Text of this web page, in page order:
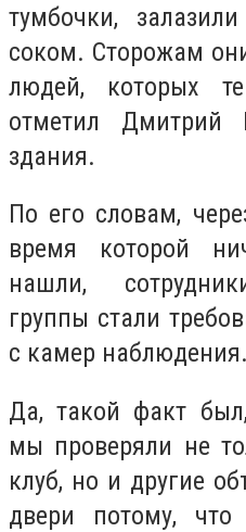
тумбочки,
соком. Сторожам
людей, которых
отметил Дмитрий
здания.
По его словам,
время которой
нашли,
группы стали
с камер наблюдения.
Да, такой факт
мы проверяли не
клуб, но и другие
двери потому,